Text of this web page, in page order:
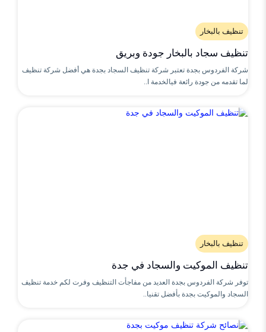
تنظيف بالبخار
تنظيف سجاد بالبخار جودة وبريق
شركة الفردوس بجدة تعتبر شركة تنظيف السجاد بجدة هي أفضل شركة تنظيف
لما تقدمه من جودة رائعة فيالخدمة ا..
تنظيف بالبخار
تنظيف الموكيت والسجاد في جدة
توفر شركة الفردوس بجدة العديد من مفاجأت التنظيف وفرت لكم خدمة تنظيف
السجاد والموكيت بجدة بأفضل تقنيا..